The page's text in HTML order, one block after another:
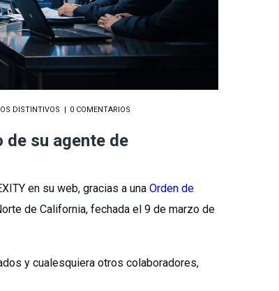
DISTINTIVOS 0 COMENTARIOS
de su agente de
en su web, gracias a una Orden de
de California, fechada el 9 de marzo de
y cualesquiera otros colaboradores,